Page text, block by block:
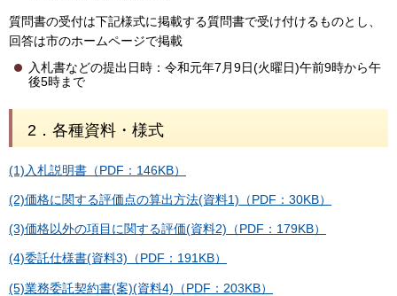
質問書の受付は下記様式に掲載する質問書で受け付けるものとし、
回答は市のホームページで掲載
入札書などの提出日時：令和元年7月9日(火曜日)午前9時から午
後5時まで
2．各種資料・様式
(1)入札説明書（PDF：146KB）
(2)価格に関する評価点の算出方法(資料1)（PDF：30KB）
(3)価格以外の項目に関する評価(資料2)（PDF：179KB）
(4)委託仕様書(資料3)（PDF：191KB）
(5)業務委託契約書(案)(資料4)（PDF：203KB）